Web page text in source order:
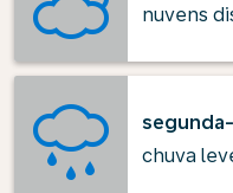
nuvens
chuva